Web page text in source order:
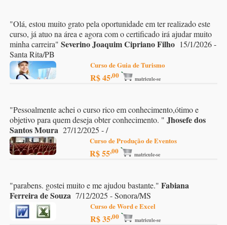
"Olá, estou muito grato pela oportunidade em ter realizado este
curso, já atuo na área e agora com o certificado irá ajudar muito
minha carreira" Severino Joaquim Cipriano Filho 15/1/2026 -
Santa Rita/PB
Curso de Guia de Turismo
R$ 45,00 matricule-se
"Pessoalmente achei o curso rico em conhecimento,ótimo e
objetivo para quem deseja obter conhecimento. " Jhosefe dos
Santos Moura 27/12/2025 - /
Curso de Produção de Eventos
R$ 55,00 matricule-se
"parabens. gostei muito e me ajudou bastante." Fabiana
Ferreira de Souza 7/12/2025 - Sonora/MS
Curso de Word e Excel
R$ 35,00 matricule-se